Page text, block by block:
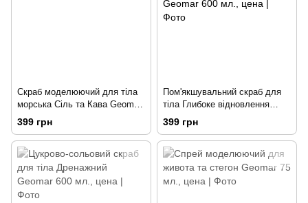
Скраб моделюючий для тіла
морська Сіль та Кава Geomar
600 гр.
399 грн
Пом'якшувальний скраб для
тіла Глибоке відновлення
шкіри Морська сіль і гранули
полуниці Geomar 600 мл.
399 грн